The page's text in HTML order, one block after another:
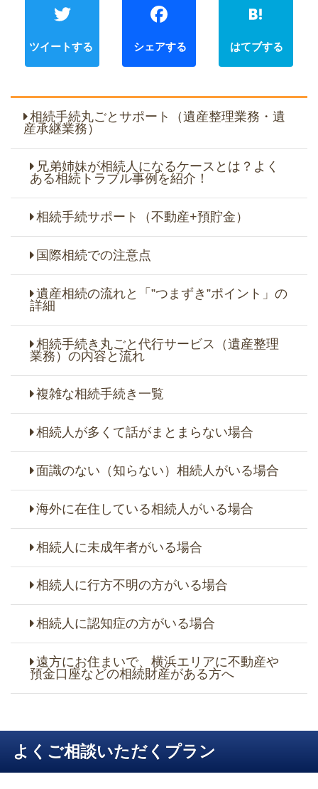
Twitter
相続手続丸ごとサポート（遺産整理業務・遺
産承継業務）
兄弟姉妹が相続人になるケースとは？よく
ある相続トラブル事例を紹介！
相続手続サポート（不動産+預貯金）
国際相続での注意点
遺産相続の流れと「”つまずき”ポイント」の
詳細
相続手続き丸ごと代行サービス（遺産整理
業務）の内容と流れ
複雑な相続手続き一覧
相続人が多くて話がまとまらない場合
面識のない（知らない）相続人がいる場合
海外に在住している相続人がいる場合
相続人に未成年者がいる場合
相続人に行方不明の方がいる場合
相続人に認知症の方がいる場合
遠方にお住まいで、横浜エリアに不動産や
預金口座などの相続財産がある方へ
よくご相談いただくプラン